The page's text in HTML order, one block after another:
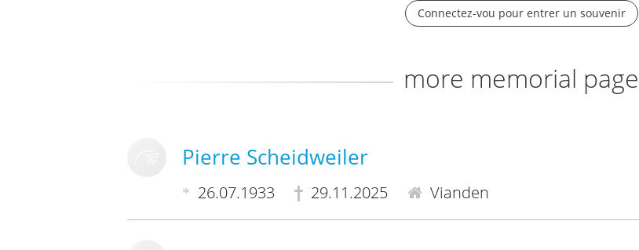
Connectez-vou pour entrer un souvenir
more memorial
Pierre Scheidweiler
26.07.1933 29.11.2025 Vianden